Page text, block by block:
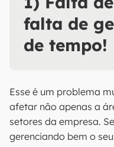
falta de
de tempo!
Esse é um problema
afetar não apenas a
setores da empresa.
gerenciando bem o